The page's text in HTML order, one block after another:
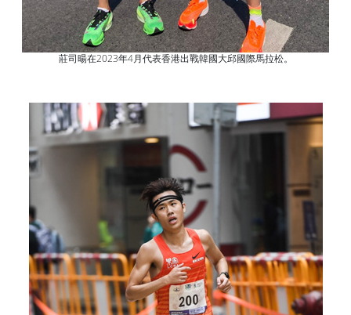
莊司暘在2023年4月代表香港出戰韓國大邱國際馬拉松。